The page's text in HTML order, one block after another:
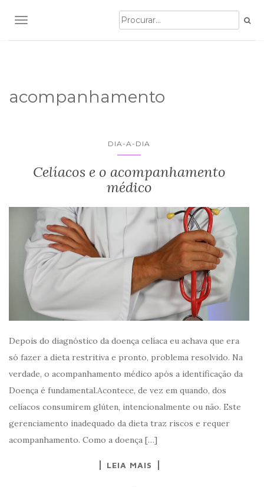
TOGGLE NAVIGATION
acompanhamento
DIA-A-DIA
Celíacos e o acompanhamento
médico
Depois do diagnóstico da doença celíaca eu achava que era
só fazer a dieta restritiva e pronto, problema resolvido. Na
verdade, o acompanhamento médico após a identificação da
Doença é fundamental.Acontece, de vez em quando, dos
celíacos consumirem glúten, intencionalmente ou não. Este
gerenciamento inadequado da dieta traz riscos e requer
acompanhamento. Como a doença […]
LEIA MAIS